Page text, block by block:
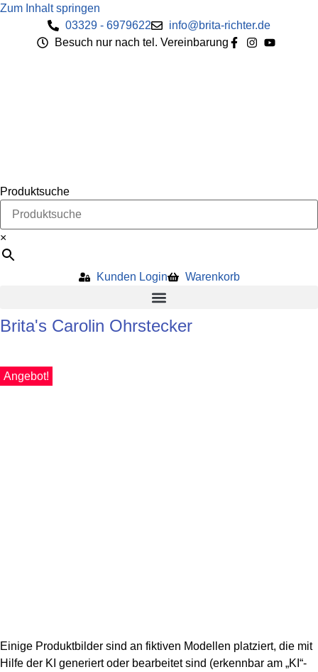
Zum Inhalt springen
03329 - 6979622
info@brita-richter.de
Besuch nur nach tel. Vereinbarung
Produktsuche
×
Kunden Login Warenkorb
Brita's Carolin Ohrstecker
Angebot!
Einige Produktbilder sind an fiktiven Modellen platziert, die mit
Hilfe der KI generiert oder bearbeitet sind (erkennbar am „KI“-